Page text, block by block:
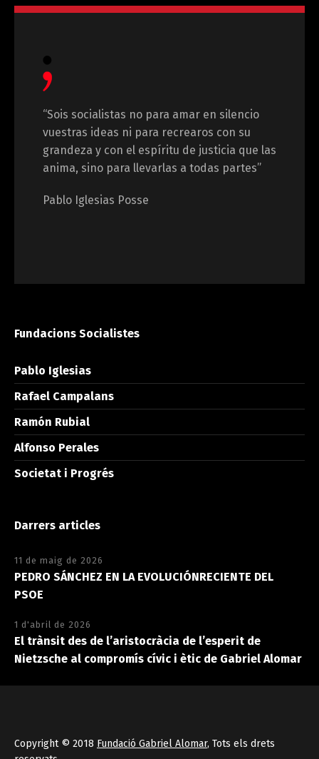
“Sois socialistas no para amar en silencio
vuestras ideas ni para recrearos con su
grandeza y con el espíritu de justicia que las
anima, sino para llevarlas a todas partes”
Pablo Iglesias Posse
Fundacions Socialistes
Pablo Iglesias
Rafael Campalans
Ramón Rubial
Alfonso Perales
Societat i Progrés
Darrers articles
11 de maig de 2026
PEDRO SÁNCHEZ EN LA EVOLUCIÓNRECIENTE DEL
PSOE
1 d'abril de 2026
El trànsit des de l’aristocràcia de l’esperit de
Nietzsche al compromís cívic i ètic de Gabriel Alomar
Copyright © 2018 Fundació Gabriel Alomar, Tots els drets